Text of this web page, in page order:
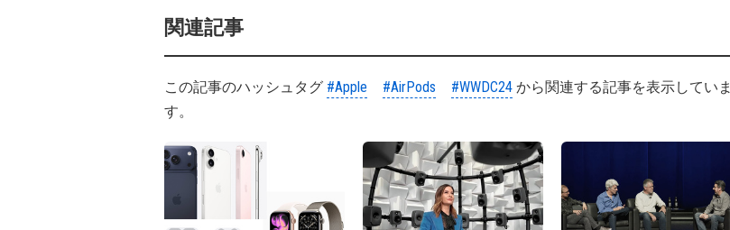
関連記事
この記事のハッシュタグ #Apple #AirPods #WWDC24 から関連する記事を表示していま
す。